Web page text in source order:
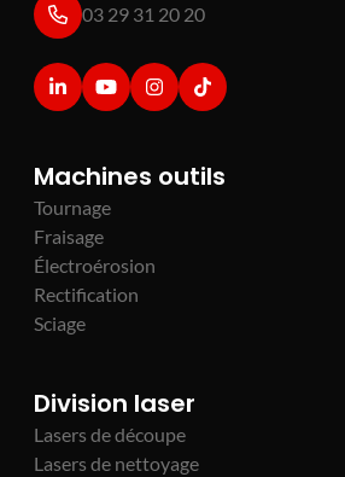
03 29 31 20 20
Machines outils
Tournage
Fraisage
Électroérosion
Rectification
Sciage
Division laser
Lasers de découpe
Lasers de nettoyage